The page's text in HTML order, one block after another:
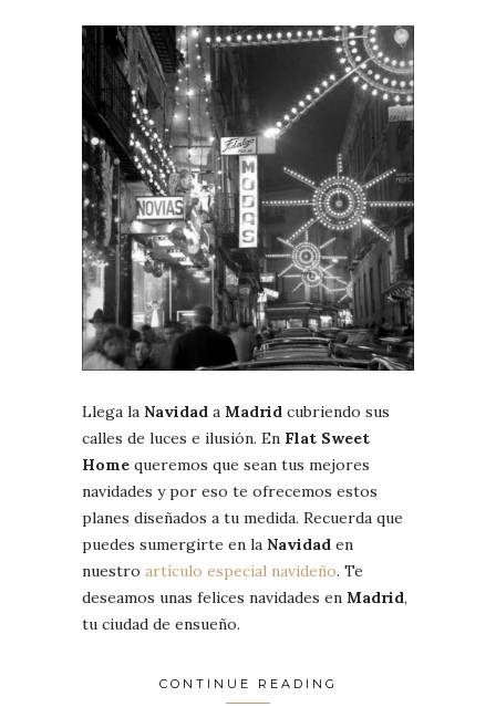
Llega la Navidad a Madrid cubriendo sus
calles de luces e ilusión. En Flat Sweet
Home queremos que sean tus mejores
navidades y por eso te ofrecemos estos
planes diseñados a tu medida. Recuerda que
puedes sumergirte en la Navidad en
nuestro artículo especial navideño. Te
deseamos unas felices navidades en Madrid,
tu ciudad de ensueño.
CONTINUE READING